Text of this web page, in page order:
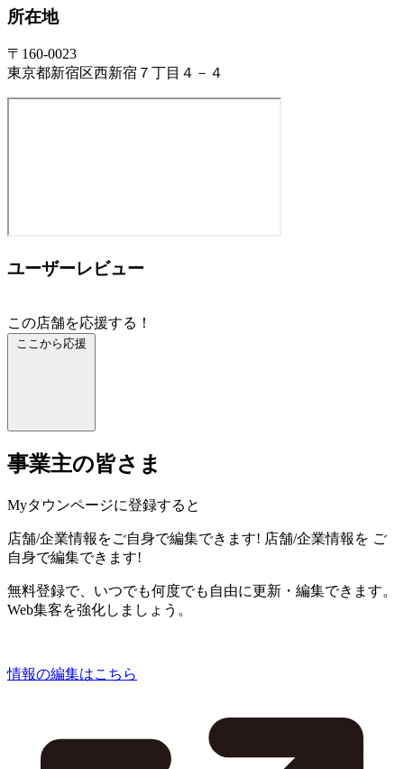
所在地
〒160-0023
東京都新宿区西新宿７丁目４－４
ユーザーレビュー
この店舗を応援する！
ここから応援
事業主の皆さま
Myタウンページに登録すると
店舗/企業情報をご自身で編集できます! 店舗/企業情報を ご
自身で編集できます!
無料登録で、いつでも何度でも自由に更新・編集できます。
Web集客を強化しましょう。
情報の編集はこちら